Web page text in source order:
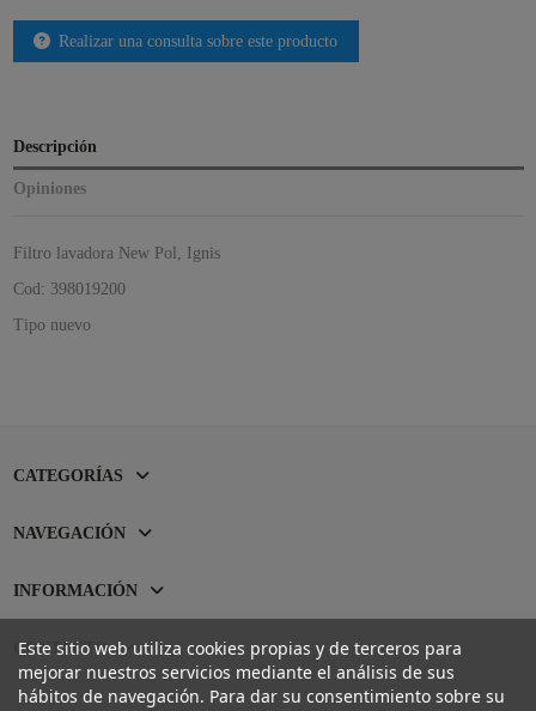
Realizar una consulta sobre este producto
Descripción
Opiniones
Filtro lavadora New Pol, Ignis
Cod: 398019200
Tipo nuevo
CATEGORÍAS
NAVEGACIÓN
INFORMACIÓN
CONTACTO
Este sitio web utiliza cookies propias y de terceros para
mejorar nuestros servicios mediante el análisis de sus
hábitos de navegación. Para dar su consentimiento sobre su